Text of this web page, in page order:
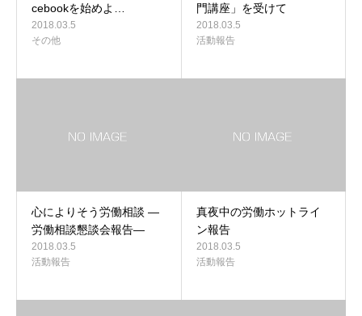
cebookを始めよ…
2018.03.5
その他
門講座」を受けて
2018.03.5
活動報告
心によりそう労働相談 ―
労働相談懇談会報告―
2018.03.5
活動報告
真夜中の労働ホットライ
ン報告
2018.03.5
活動報告